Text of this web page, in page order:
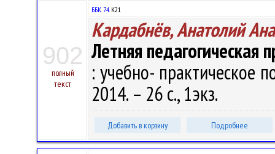
902
полный
текст
ББК 74.К21
Кардабнёв, Анатолий
Летняя педагогическая
: учебно- практическое
2014. – 26 с., 1экз.
Добавить в корзину Подробнее